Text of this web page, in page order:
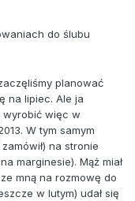
do ślubu
planować
na lipiec. Ale ja
wyrobić więc w
W tym samym
na stronie
marginesie). Mąż miał
mną na rozmowę do
w lutym) udał się